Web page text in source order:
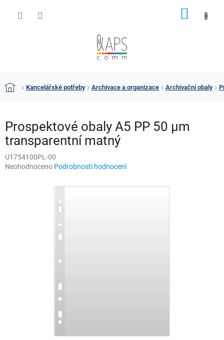
DomůKancelářské potřeby Archivace a organizace Archivační obaly
Prospektové obaly A5 PP 50 µm
transparentní matný
U1754100PL-00
Průměrné
Neohodnoceno Podrobnosti hodnocení